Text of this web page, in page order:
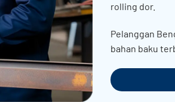
rolling dor.
Pelanggan
bahan baku